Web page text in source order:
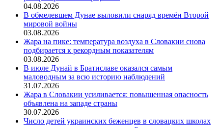
04.08.2026
В обмелевшем Дунае выловили снаряд времён Второй
мировой войны
03.08.2026
Жара на пике: температура воздуха в Словакии снова
подбирается к рекордным показателям
03.08.2026
В июле Дунай в Братиславе оказался самым
маловодным за всю историю наблюдений
31.07.2026
Жара в Словакии усиливается: повышенная опасность
объявлена на западе страны
30.07.2026
Число детей украинских беженцев в словацких школах